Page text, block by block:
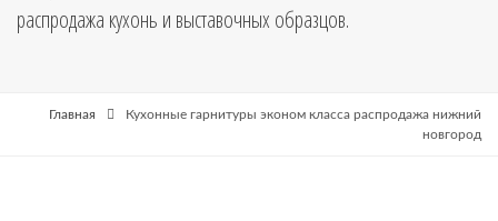
распродажа кухонь и выставочных образцов.
Главная
Кухонные гарнитуры эконом класса распродажа нижний
новгород